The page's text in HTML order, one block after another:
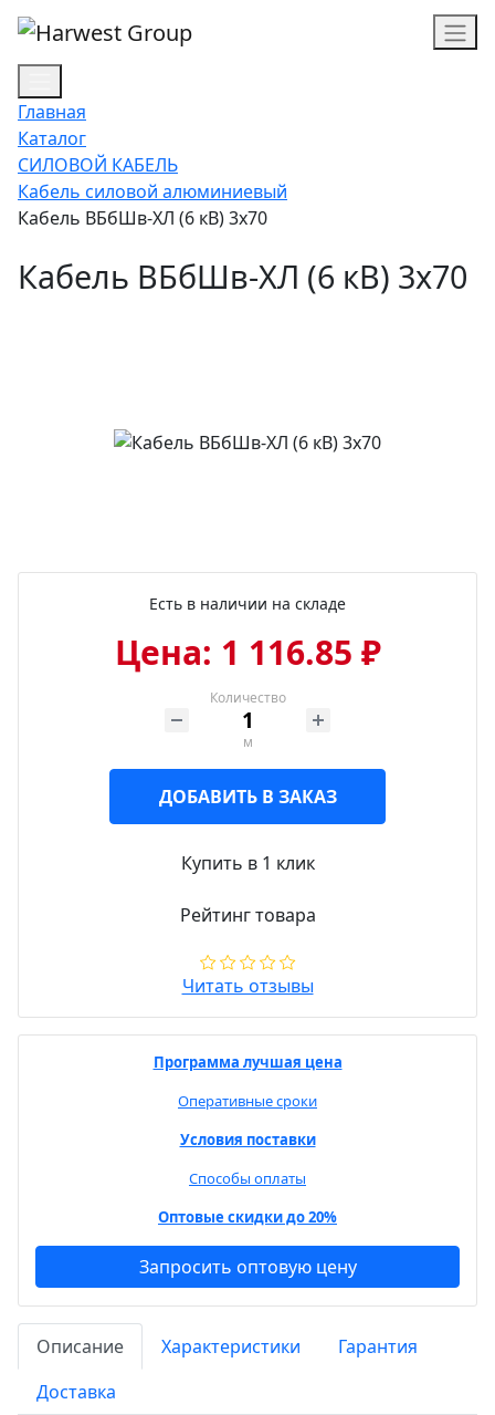
Главная
Каталог
СИЛОВОЙ КАБЕЛЬ
Кабель силовой алюминиевый
Кабель ВБбШв-ХЛ (6 кВ) 3х70
Кабель ВБбШв-ХЛ (6 кВ) 3х70
Есть в наличии на складе
Цена: 1 116.85 ₽
Количество
м
ДОБАВИТЬ В ЗАКАЗ
Купить в 1 клик
Рейтинг товара
Читать отзывы
Программа лучшая цена
Оперативные сроки
Условия поставки
Способы оплаты
Оптовые скидки до 20%
Запросить оптовую цену
Описание Характеристики
Гарантия
Доставка